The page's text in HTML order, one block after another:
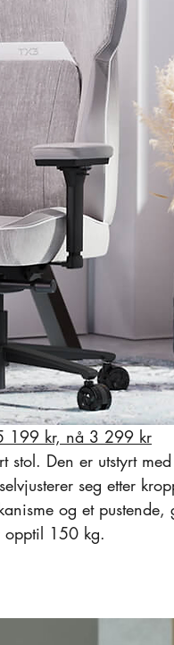
199 kr, nå 3 299 kr
Den er utstyrt med
seg etter
og et pustende,
opptil 150 kg.